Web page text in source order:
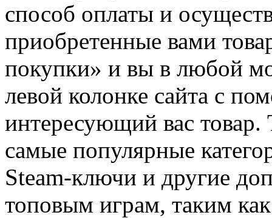
способ оплаты и
приобретенные вами
покупки» и вы в любой
левой колонке сайта с
интересующий вас
самые популярные
Steam-ключи и другие
топовым играм, таким